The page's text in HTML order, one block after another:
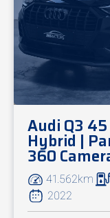
Audi Q3
Hybrid |
360
41.562km
2022